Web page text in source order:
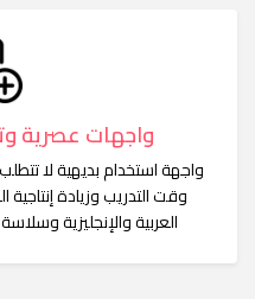
واجهات عصرية
واجهة استخدام بديهية لا
وقت التدريب وزيادة
العربية والإنجليزية